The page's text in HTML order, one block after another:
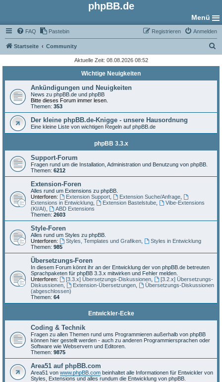
phpBB.de
Menü
FAQ Pastebin Anmelden
Registrieren
Startseite Community
h
Aktuelle Zeit: 08.08.2026 08:52
Wichtige Neuigkeiten
Ankündigungen und Neuigkeiten
News zu phpBB.de und phpBB
Bitte dieses Forum immer lesen.
Themen: 353
Der kleine phpBB.de-Knigge - unsere Hausordnung
Eine kleine Liste von wichtigen Regeln auf phpBB.de
phpBB 3.3.x
Support-Forum
Fragen rund um die Installation, Administration und Benutzung von phpBB.
Themen: 6212
Extension-Foren
Alles rund um Extensions zu phpBB.
Unterforen:
Extension Support, Extension Suche/Anfrage,
Extensions in Entwicklung
Extension Bastelstube,
Vibe-Extensions
(KI/AI)
ABD Extensions
Themen: 2603
Style-Foren
Alles rund um Styles zu phpBB.
Unterforen:
Styles, Templates und Grafiken,
Styles in Entwicklung
Themen: 985
Übersetzungs-Foren
In diesem Forum könnt ihr an der Entwicklung der von phpBB.de betreuten
Sprachpaketen für phpBB 3.3.x mitwirken und Fehler melden.
Unterforen:
[3.3.x] Übersetzungs-Diskussionen,
[3.2.x] Übersetzungs-
Diskussionen
Extension-Übersetzungen,
Übersetzungs-Diskussionen
(abgeschlossen)
Themen: 64
Entwickler-Ecke
Coding & Technik
Fragen zu allen Themen rund ums Programmieren außerhalb von phpBB
können hier gestellt werden - auch zu anderen Programmiersprachen oder
Software wie Webservern und Editoren.
Themen: 9875
Area51 auf phpBB.com
Area51 von www.phpBB.com beinhaltet alle Informationen für Entwickler von
Styles, Extensions und alles rundum die Entwicklung von phpBB.